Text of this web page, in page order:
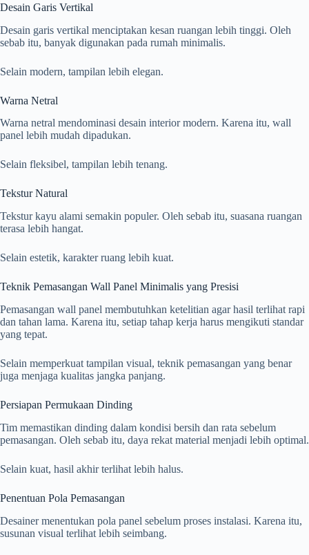
Desain Garis Vertikal
Desain garis vertikal menciptakan kesan ruangan lebih tinggi. Oleh
sebab itu, banyak digunakan pada rumah minimalis.
Selain modern, tampilan lebih elegan.
Warna Netral
Warna netral mendominasi desain interior modern. Karena itu, wall
panel lebih mudah dipadukan.
Selain fleksibel, tampilan lebih tenang.
Tekstur Natural
Tekstur kayu alami semakin populer. Oleh sebab itu, suasana ruangan
terasa lebih hangat.
Selain estetik, karakter ruang lebih kuat.
Teknik Pemasangan Wall Panel Minimalis yang Presisi
Pemasangan wall panel membutuhkan ketelitian agar hasil terlihat rapi
dan tahan lama. Karena itu, setiap tahap kerja harus mengikuti standar
yang tepat.
Selain memperkuat tampilan visual, teknik pemasangan yang benar
juga menjaga kualitas jangka panjang.
Persiapan Permukaan Dinding
Tim memastikan dinding dalam kondisi bersih dan rata sebelum
pemasangan. Oleh sebab itu, daya rekat material menjadi lebih optimal.
Selain kuat, hasil akhir terlihat lebih halus.
Penentuan Pola Pemasangan
Desainer menentukan pola panel sebelum proses instalasi. Karena itu,
susunan visual terlihat lebih seimbang.